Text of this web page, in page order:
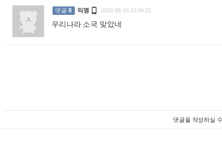
댓글 8 익명  2025-05-10 23:04:22
우리나라 소국 맞았네
댓글을 작성하실